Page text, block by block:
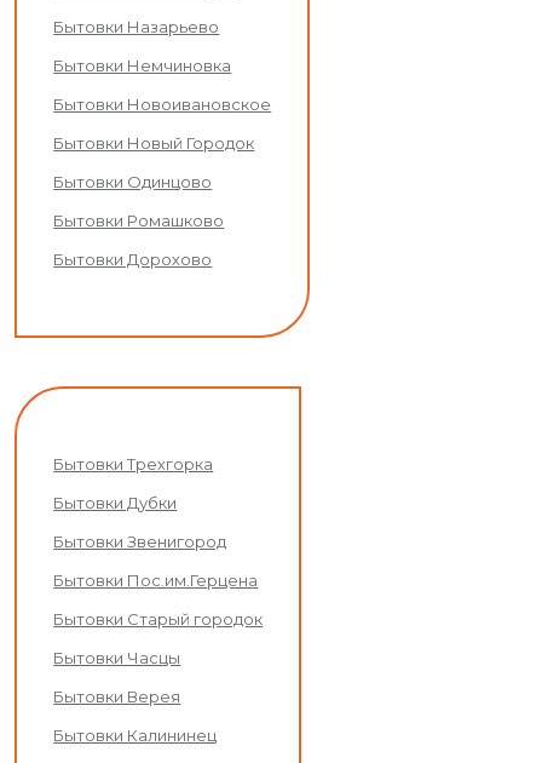
Бытовки Назарьево
Бытовки Немчиновка
Бытовки Новоивановское
Бытовки Новый Городок
Бытовки Одинцово
Бытовки Ромашково
Бытовки Дорохово
Бытовки Трехгорка
Бытовки Дубки
Бытовки Звенигород
Бытовки Пос.им.Герцена
Бытовки Старый городок
Бытовки Часцы
Бытовки Верея
Бытовки Калининец